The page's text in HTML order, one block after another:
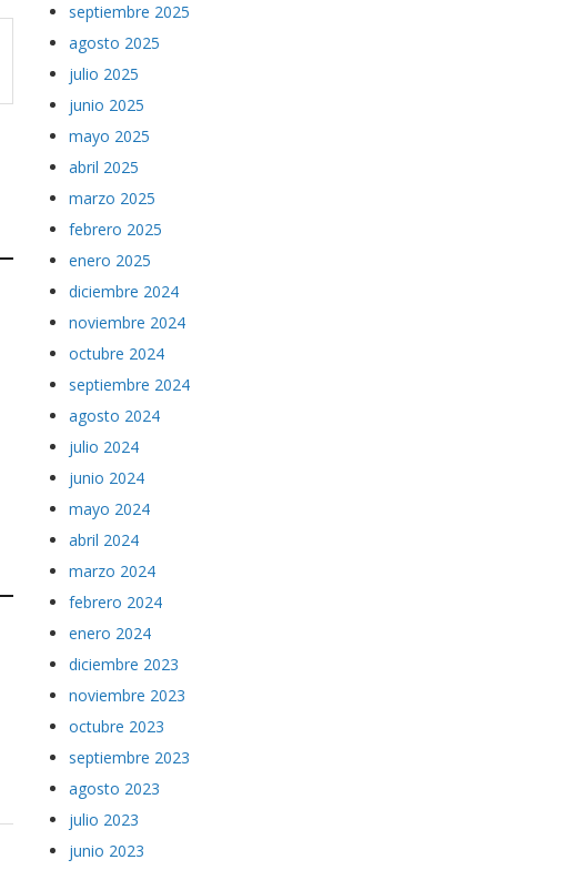
septiembre 2025
agosto 2025
julio 2025
junio 2025
mayo 2025
abril 2025
marzo 2025
febrero 2025
enero 2025
diciembre 2024
noviembre 2024
octubre 2024
septiembre 2024
agosto 2024
julio 2024
junio 2024
mayo 2024
abril 2024
marzo 2024
febrero 2024
enero 2024
diciembre 2023
noviembre 2023
octubre 2023
septiembre 2023
agosto 2023
julio 2023
junio 2023